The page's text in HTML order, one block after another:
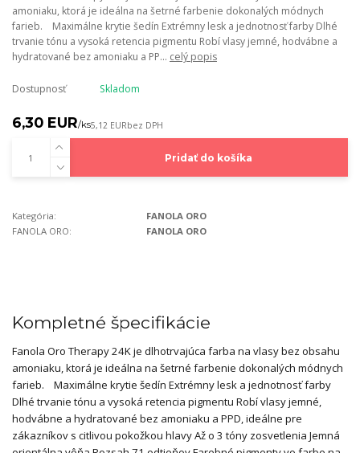
amoniaku, ktorá je ideálna na šetrné farbenie dokonalých módnych
farieb. Maximálne krytie šedín Extrémny lesk a jednotnosť farby Dlhé
trvanie tónu a vysoká retencia pigmentu Robí vlasy jemné, hodvábne a
hydratované bez amoniaku a PP... celý popis
Dostupnosť Skladom
6,30 EUR/ks5,12 EURbez DPH
Pridať do košíka
Kategória:
FANOLA ORO
FANOLA ORO:
FANOLA ORO
Kompletné špecifikácie
Fanola Oro Therapy 24K je dlhotrvajúca farba na vlasy bez obsahu
amoniaku, ktorá je ideálna na šetrné farbenie dokonalých módnych
farieb. Maximálne krytie šedín Extrémny lesk a jednotnosť farby
Dlhé trvanie tónu a vysoká retencia pigmentu Robí vlasy jemné,
hodvábne a hydratované bez amoniaku a PPD, ideálne pre
zákazníkov s citlivou pokožkou hlavy Až o 3 tóny zosvetlenia Jemná